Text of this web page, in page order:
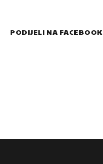
PODIJELI NA FACEBOOK